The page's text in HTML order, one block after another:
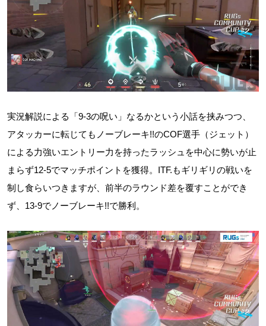
実況解説による「9-3の呪い」なるかという小話を挟みつつ、
アタッカーに転じてもノーブレーキ!!のCOF選手（ジェット）
による力強いエントリー力を持ったラッシュを中心に勢いが止
まらず12-5でマッチポイントを獲得。ITF.もギリギリの戦いを
制し食らいつきますが、前半のラウンド差を覆すことができ
ず、13-9でノーブレーキ!!で勝利。